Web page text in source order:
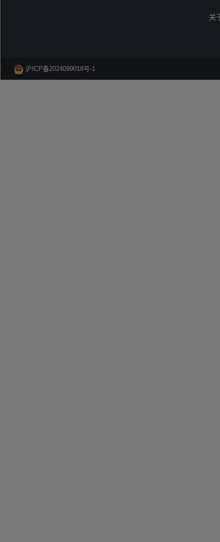
关
沪ICP备2024099018号-1